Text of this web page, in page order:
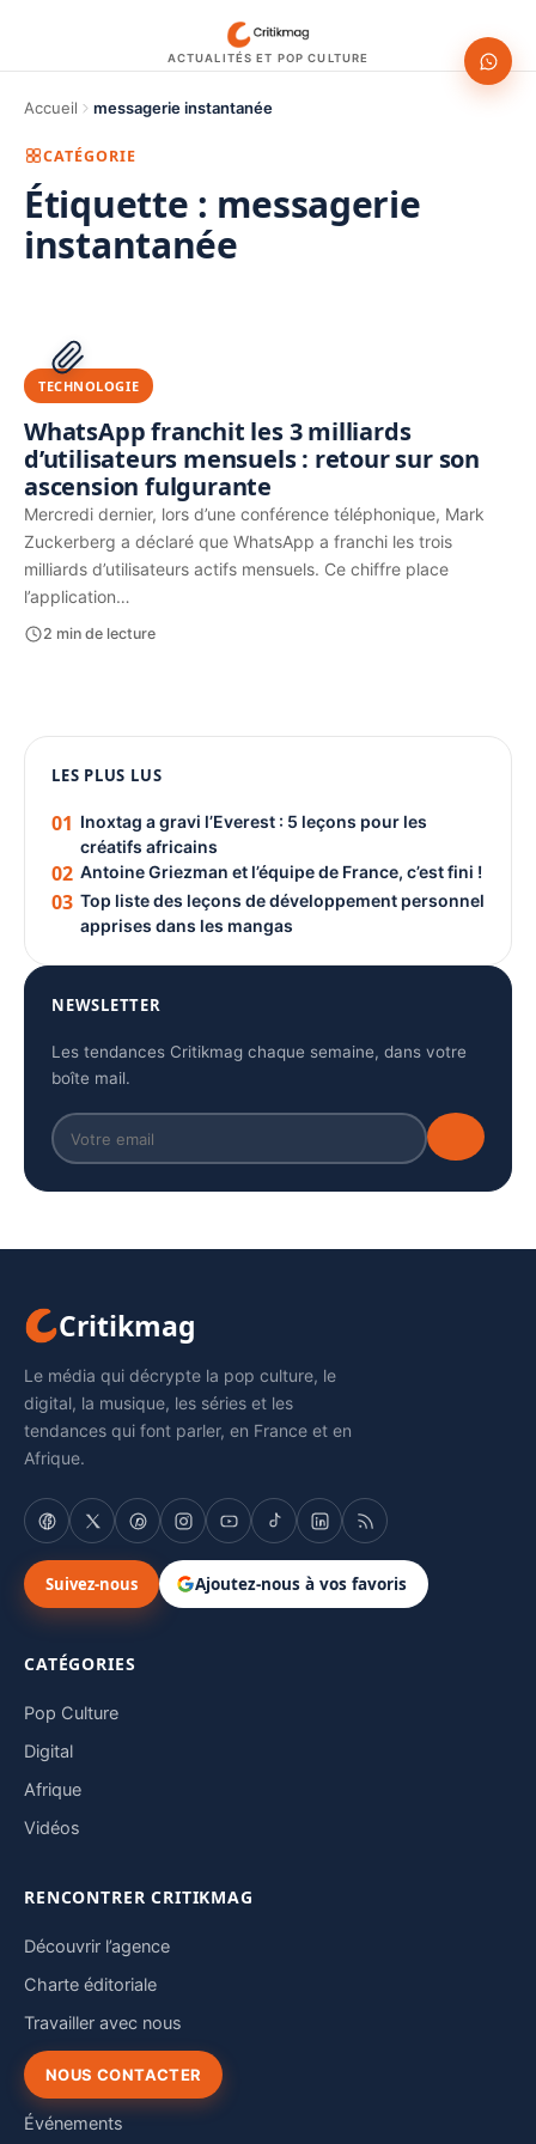
ACTUALITÉS ET POP CULTURE
Accueil messagerie instantanée
CATÉGORIE
Étiquette : messagerie
instantanée
PUBLICITÉ
TECHNOLOGIE
WhatsApp franchit les 3 milliards
d’utilisateurs mensuels : retour sur son
ascension fulgurante
Mercredi dernier, lors d’une conférence téléphonique, Mark
Zuckerberg a déclaré que WhatsApp a franchi les trois
milliards d’utilisateurs actifs mensuels. Ce chiffre place
l’application…
2 min de lecture
PUBLICITÉ
LES PLUS LUS
01 Inoxtag a gravi l’Everest : 5 leçons pour les
créatifs africains
02 Antoine Griezman et l’équipe de France, c’est fini !
03 Top liste des leçons de développement personnel
apprises dans les mangas
NEWSLETTER
Les tendances Critikmag chaque semaine, dans votre
boîte mail.
Critikmag
Le média qui décrypte la pop culture, le
digital, la musique, les séries et les
tendances qui font parler, en France et en
Afrique.
Suivez-nous Ajoutez-nous à vos favoris
CATÉGORIES
Pop Culture
Digital
Afrique
Vidéos
RENCONTRER CRITIKMAG
Découvrir l’agence
Charte éditoriale
Travailler avec nous
NOUS CONTACTER
Événements